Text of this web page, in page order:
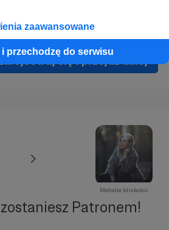
zaawansowane
przechodzę do serwisu
się i przejdź dalej
Melodie bliskości
Patronem!